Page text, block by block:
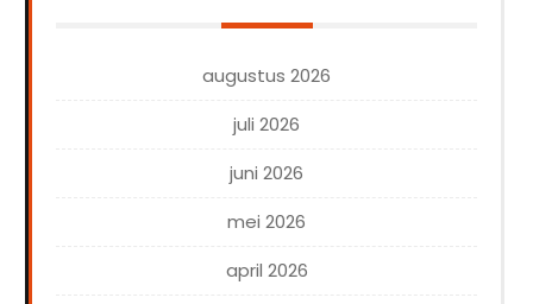
augustus 2026
juli 2026
juni 2026
mei 2026
april 2026